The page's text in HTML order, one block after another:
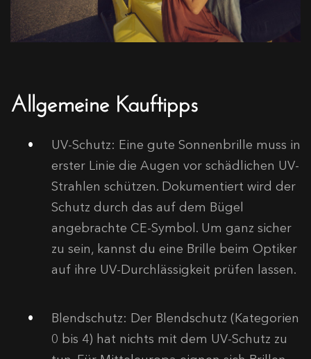
Allgemeine Kauftipps
UV-Schutz: Eine gute Sonnenbrille muss in
erster Linie die Augen vor schädlichen UV-
Strahlen schützen. Dokumentiert wird der
Schutz durch das auf dem Bügel
angebrachte CE-Symbol. Um ganz sicher
zu sein, kannst du eine Brille beim Optiker
auf ihre UV-Durchlässigkeit prüfen lassen.
Blendschutz: Der Blendschutz (Kategorien
0 bis 4) hat nichts mit dem UV-Schutz zu